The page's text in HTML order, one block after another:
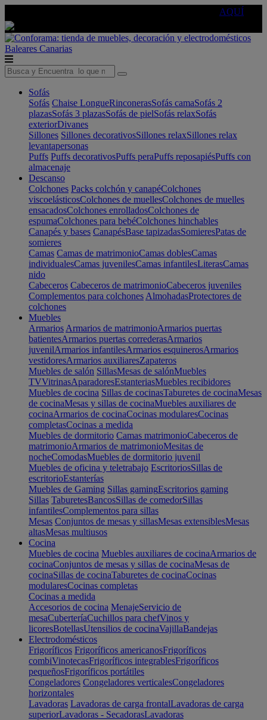
AQUÍ
Baleares Canarias
Sofás
Sofás Chaise LongueRinconerasSofás camaSofás 2
plazasSofás 3 plazasSofás de pielSofás relaxSofás
exteriorDivanes
Sillones Sillones decorativosSillones relaxSillones relax
levantapersonas
Puffs Puffs decorativosPuffs peraPuffs reposapiésPuffs con
almacenaje
Descanso
Colchones Packs colchón y canapéColchones
viscoelásticosColchones de muellesColchones de muelles
ensacadosColchones enrolladosColchones de
espumaColchones para bebéColchones hinchables
Canapés y bases CanapésBase tapizadasSomieresPatas de
somieres
Camas Camas de matrimonioCamas doblesCamas
individualesCamas juvenilesCamas infantilesLiterasCamas
nido
Cabeceros Cabeceros de matrimonioCabeceros juveniles
Complementos para colchones AlmohadasProtectores de
colchones
Muebles
Armarios Armarios de matrimonioArmarios puertas
batientesArmarios puertas correderasArmarios
juvenilArmarios infantilesArmarios esquinerosArmarios
vestidoresArmarios auxiliaresZapateros
Muebles de salón SillasMesas de salónMuebles
TVVitrinasAparadoresEstanteriasMuebles recibidores
Muebles de cocina Sillas de cocinasTaburetes de cocinaMesas
de cocinaMesas y sillas de cocinaMuebles auxiliares de
cocinaArmarios de cocinaCocinas modularesCocinas
completasCocinas a medida
Muebles de dormitorio Camas matrimonioCabeceros de
matrimonioArmarios de matrimonioMesitas de
nocheComodasMuebles de dormitorio juvenil
Muebles de oficina y teletrabajo EscritoriosSillas de
escritorioEstanterías
Muebles de Gaming Sillas gamingEscritorios gaming
Sillas TaburetesBancosSillas de comedorSillas
infantilesComplementos para sillas
Mesas Conjuntos de mesas y sillasMesas extensiblesMesas
altasMesas multiusos
Cocina
Muebles de cocina Muebles auxiliares de cocinaArmarios de
cocinaConjuntos de mesas y sillas de cocinaMesas de
cocinaSillas de cocinaTaburetes de cocinaCocinas
modularesCocinas completas
Cocinas a medida
Accesorios de cocina MenajeServicio de
mesaCuberteríaCuchillos para chefVinos y
licoresBotellasUtensilios de cocinaVajillaBandejas
Electrodomésticos
Frigoríficos Frigoríficos americanosFrigoríficos
combiVinotecasFrigoríficos integrablesFrigoríficos
pequeñosFrigoríficos portátiles
Congeladores Congeladores verticalesCongeladores
horizontales
Lavadoras Lavadoras de carga frontalLavadoras de carga
superiorLavadoras - SecadorasLavadoras